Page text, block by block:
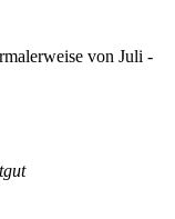
von Juli -